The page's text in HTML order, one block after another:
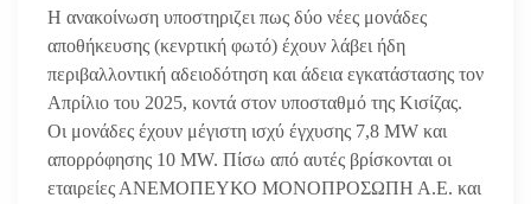
Η ανακοίνωση υποστηριζει πως δύο νέες μονάδες
αποθήκευσης (κενρτική φωτό) έχουν λάβει ήδη
περιβαλλοντική αδειοδότηση και άδεια εγκατάστασης τον
Απρίλιο του 2025, κοντά στον υποσταθμό της Κισίζας.
Οι μονάδες έχουν μέγιστη ισχύ έγχυσης 7,8 MW και
απορρόφησης 10 MW. Πίσω από αυτές βρίσκονται οι
εταιρείες ΑΝΕΜΟΠΕΥΚΟ ΜΟΝΟΠΡΟΣΩΠΗ Α.Ε. και